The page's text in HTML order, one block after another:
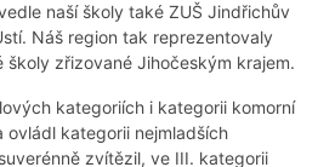
naší školy také ZUŠ Jindřichův
Náš region tak reprezentovaly
školy zřizované Jihočeským krajem.
kategoriích i kategorii komorní
ovládl kategorii nejmladších
zvítězil, ve III. kategorii